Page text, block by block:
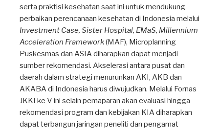
serta praktisi kesehatan saat ini untuk mendukung
perbaikan perencanaan kesehatan di Indonesia melalui
Investment Case, Sister Hospital, EMaS, Millennium
Acceleration Framework(MAF), Microplanning
Puskesmas dan ASIA diharapkan dapat menjadi
sumber rekomendasi. Akselerasi antara pusat dan
daerah dalam strategi menurunkan AKI, AKB dan
AKABA di Indonesia harus diwujudkan. Melalui Fornas
JKKI ke V ini selain pemaparan akan evaluasi hingga
rekomendasi program dan kebijakan KIA diharapkan
dapat terbangun jaringan peneliti dan pengamat